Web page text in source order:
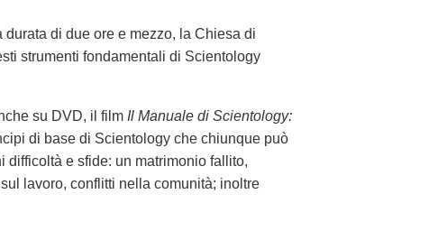
di due ore e mezzo, la Chiesa di
strumenti fondamentali di Scientology
su DVD, il film Il Manuale di Scientology:
di base di Scientology che chiunque può
e sfide: un matrimonio fallito,
lavoro, conflitti nella comunità; inoltre